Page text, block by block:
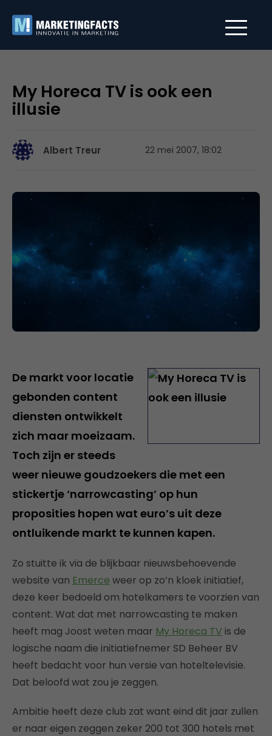
My Horeca TV is ook een
illusie
Albert Treur 22 mei 2007, 18:02
De markt voor locatie
gebonden content
diensten ontwikkelt
zich maar moeizaam.
Toch zijn er steeds
weer nieuwe goudzoekers die met een
stickertje ‘narrowcasting’ op hun
proposities hopen wat euro’s uit deze
ontluikende markt te kunnen kapen.
Zo stuitte ik via de blijkbaar nieuwsbehoevende
website van Emerce weer op zo’n kloek initiatief,
deze keer bedoeld om hotelkamers te voorzien van
content. Wat dat met narrowcasting te maken
heeft mag Joost weten maar My Horeca TV is de
logische naam die initiatiefnemer SD Beheer BV
heeft bedacht voor hun versie van hoteltelevisie.
Dat beloofd wat zou je zeggen.
Ambitie heeft deze club zat want eind dit jaar zullen
er naar eigen zeggen zeker 200 tot 300 hotels met